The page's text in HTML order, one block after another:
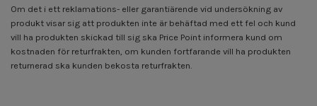
Om det i ett reklamations- eller garantiärende vid undersökning av
produkt visar sig att produkten inte är behäftad med ett fel och kund
vill ha produkten skickad till sig ska Price Point informera kund om
kostnaden för returfrakten, om kunden fortfarande vill ha produkten
returnerad ska kunden bekosta returfrakten.